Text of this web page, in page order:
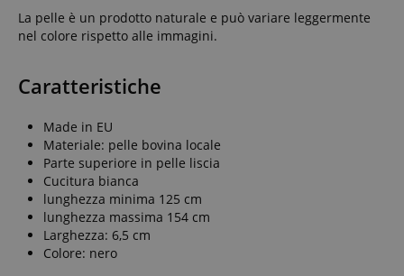
La pelle è un prodotto naturale e può variare leggermente
nel colore rispetto alle immagini.
Caratteristiche
Made in EU
Materiale: pelle bovina locale
Parte superiore in pelle liscia
Cucitura bianca
lunghezza minima 125 cm
lunghezza massima 154 cm
Larghezza: 6,5 cm
Colore: nero